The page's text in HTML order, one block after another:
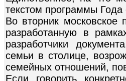
текстом программы Года
Во вторник московское
разработанную в
разработчики
семьи в столице,
семейных отношений,
Если говорить